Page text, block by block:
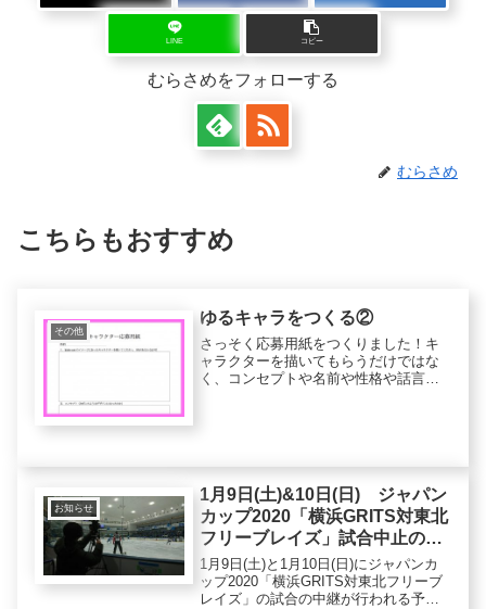
LINE コピー
むらさめをフォローする
むらさめ
こちらもおすすめ
その他
ゆるキャラをつくる②
さっそく応募用紙をつくりました！キ
ャラクターを描いてもらうだけではな
く、コンセプトや名前や性格や話言葉
お知らせ
1月9日(土)&10日(日) ジャパン
カップ2020「横浜GRITS対東北
フリーブレイズ」試合中止のお
知らせ
1月9日(土)と1月10日(日)にジャパンカ
ップ2020「横浜GRITS対東北フリーブ
レイズ」の試合の中継が行われる予定